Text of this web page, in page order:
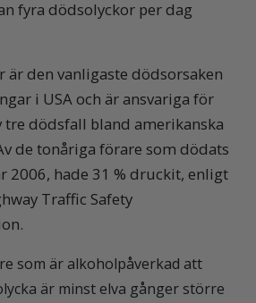
fyra dödsolyckor per dag
är den vanligaste dödsorsaken
i USA och är ansvariga för
tre dödsfall bland amerikanska
de tonåriga förare som dödats
2006, hade 31 % druckit, enligt
Traffic Safety
som är alkoholpåverkad att
är minst elva gånger större